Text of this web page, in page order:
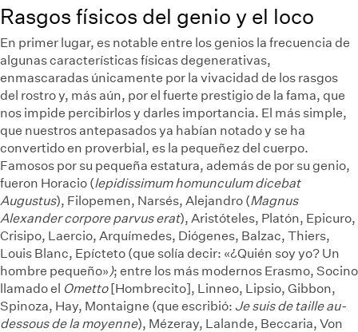
Rasgos físicos del genio y el loco
En primer lugar, es notable entre los genios la frecuencia de
algunas características físicas degenerativas,
enmascaradas únicamente por la vivacidad de los rasgos
del rostro y, más aún, por el fuerte prestigio de la fama, que
nos impide percibirlos y darles importancia. El más simple,
que nuestros antepasados ya habían notado y se ha
convertido en proverbial, es la pequeñez del cuerpo.
Famosos por su pequeña estatura, además de por su genio,
fueron Horacio (lepidissimum homunculum dicebat
Augustus), Filopemen, Narsés, Alejandro (Magnus
Alexander corpore parvus erat), Aristóteles, Platón, Epicuro,
Crisipo, Laercio, Arquímedes, Diógenes, Balzac, Thiers,
Louis Blanc, Epícteto (que solía decir: «¿Quién soy yo? Un
hombre pequeño» ); entre los más modernos Erasmo, Socino
llamado el Ometto[Hombrecito], Linneo, Lipsio, Gibbon,
Spinoza, Hay, Montaigne (que escribió: Je suis de taille au-
dessous de la moyenne), Mézeray, Lalande, Beccaria, Von